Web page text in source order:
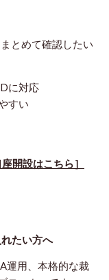
とめて確認したい
に対応
すい
開設はこちら］
たい方へ
運用、本格的な裁